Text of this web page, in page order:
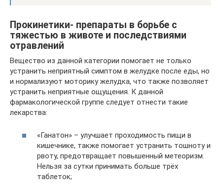
Прокинетики- препараты в борьбе с
тяжестью в животе и последствиями
отравлений
Вещество из данной категории помогает не только
устранить неприятный симптом в желудке после еды, но
и нормализуют моторику желудка, что также позволяет
устранить неприятные ощущения. К данной
фармакологической группе следует отнести такие
лекарства:
«Ганатон» – улучшает проходимость пищи в
кишечнике, также помогает устранить тошноту и
рвоту, предотвращает повышенный метеоризм.
Нельзя за сутки принимать больше трёх
таблеток;